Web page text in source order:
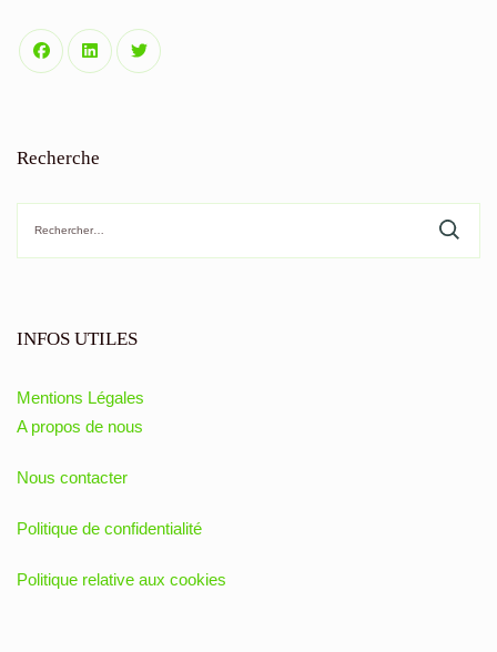
Recherche
INFOS UTILES
Mentions Légales
A propos de nous
Nous contacter
Politique de confidentialité
Politique relative aux cookies